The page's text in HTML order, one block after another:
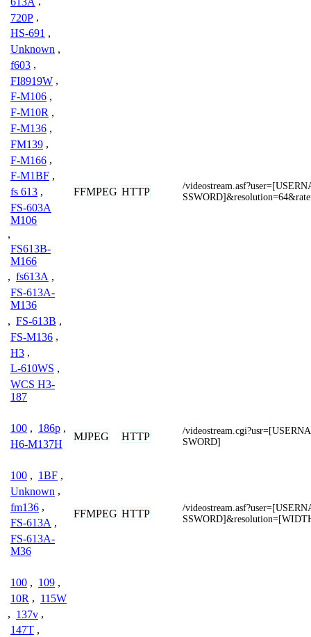
720P ,
HS-691 ,
Unknown ,
f603 ,
FI8919W ,
F-M106 ,
F-M10R ,
F-M136 ,
FM139 ,
F-M166 ,
F-M1BF ,
fs 613 ,
FS-603A
M106
,
FS613B-
M166
, fs613A ,
FS-613A-
M136
, FS-613B ,
FS-M136 ,
H3 ,
L-610WS ,
WCS H3-
187
FFMPEG HTTP
/
100 , 186p ,
H6-M137H
MJPEG HTTP
/
SWORD]
100 , 1BF ,
Unknown ,
fm136 ,
FS-613A ,
FS-613A-
M36
FFMPEG HTTP
/
100 , 109 ,
10R , 115W
, 137v ,
147T ,